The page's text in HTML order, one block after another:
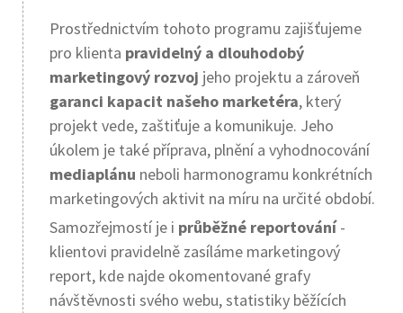
Prostřednictvím tohoto programu zajišťujeme
pro klienta pravidelný a dlouhodobý
marketingový rozvoj jeho projektu a zároveň
garanci kapacit našeho marketéra, který
projekt vede, zaštiťuje a komunikuje. Jeho
úkolem je také příprava, plnění a vyhodnocování
mediaplánu neboli harmonogramu konkrétních
marketingových aktivit na míru na určité období.
Samozřejmostí je i průběžné reportování-
klientovi pravidelně zasíláme marketingový
report, kde najde okomentované grafy
návštěvnosti svého webu, statistiky běžících